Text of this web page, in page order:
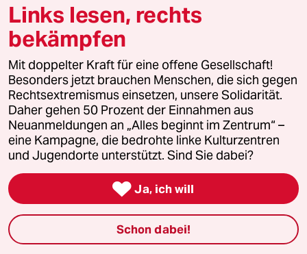
© 2026 taz Verlags und Vertriebs GmbH
Alle Rechte vorbehalten. Bei rechtlichen Fragen oder für Genehmigungen
wenden Sie sich bitte an
lizenzen@taz.de
Feedback Redaktionsstatut Kommune-Richtlinien
Leitlinie Informant Datenschutz Impressum AGB
Seitenwende Einwilligungen widerrufen (Ads)
Links lesen, rechts
bekämpfen
Mit doppelter Kraft für eine offene Gesellschaft!
Besonders jetzt brauchen Menschen, die sich gegen
Rechtsextremismus einsetzen, unsere Solidarität.
Daher gehen 50 Prozent der Einnahmen aus
Neuanmeldungen an „Alles beginnt im Zentrum“ –
eine Kampagne, die bedrohte linke Kulturzentren
und Jugendorte unterstützt. Sind Sie dabei?
 Ja, ich will
Schon dabei!